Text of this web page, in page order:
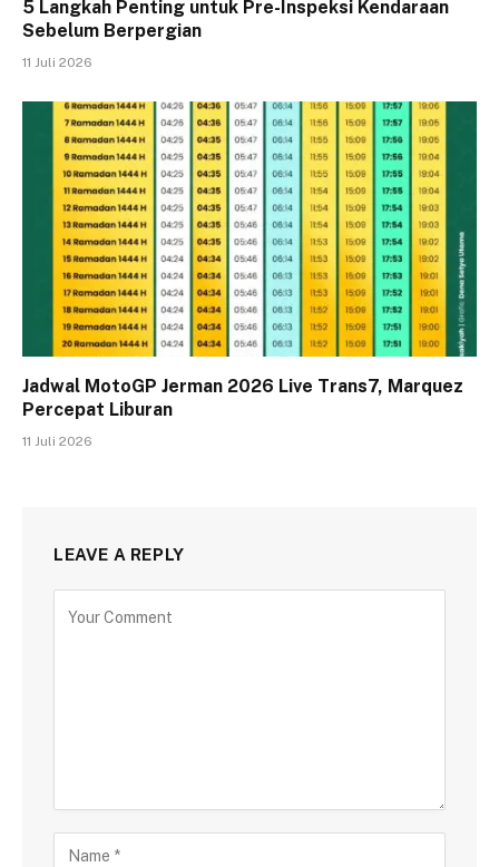
5 Langkah Penting untuk Pre-Inspeksi Kendaraan
Sebelum Berpergian
11 Juli 2026
Jadwal MotoGP Jerman 2026 Live Trans7, Marquez
Percepat Liburan
11 Juli 2026
LEAVE A REPLY